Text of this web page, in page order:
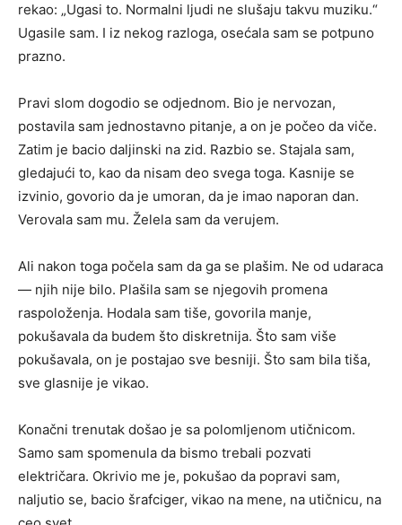
rekao: „Ugasi to. Normalni ljudi ne slušaju takvu muziku.“
Ugasile sam. I iz nekog razloga, osećala sam se potpuno
prazno.
Pravi slom dogodio se odjednom. Bio je nervozan,
postavila sam jednostavno pitanje, a on je počeo da viče.
Zatim je bacio daljinski na zid. Razbio se. Stajala sam,
gledajući to, kao da nisam deo svega toga. Kasnije se
izvinio, govorio da je umoran, da je imao naporan dan.
Verovala sam mu. Želela sam da verujem.
Ali nakon toga počela sam da ga se plašim. Ne od udaraca
— njih nije bilo. Plašila sam se njegovih promena
raspoloženja. Hodala sam tiše, govorila manje,
pokušavala da budem što diskretnija. Što sam više
pokušavala, on je postajao sve besniji. Što sam bila tiša,
sve glasnije je vikao.
Konačni trenutak došao je sa polomljenom utičnicom.
Samo sam spomenula da bismo trebali pozvati
električara. Okrivio me je, pokušao da popravi sam,
naljutio se, bacio šrafciger, vikao na mene, na utičnicu, na